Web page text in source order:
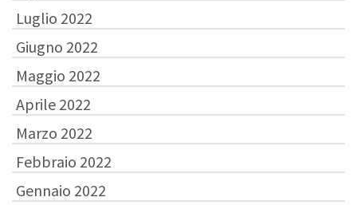
Luglio 2022
Giugno 2022
Maggio 2022
Aprile 2022
Marzo 2022
Febbraio 2022
Gennaio 2022